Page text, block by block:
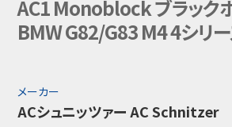
AC1 Monoblock ブラック
BMW G82/G83 M4 4シリ
メーカー
ACシュニッツァー AC Schnitzer